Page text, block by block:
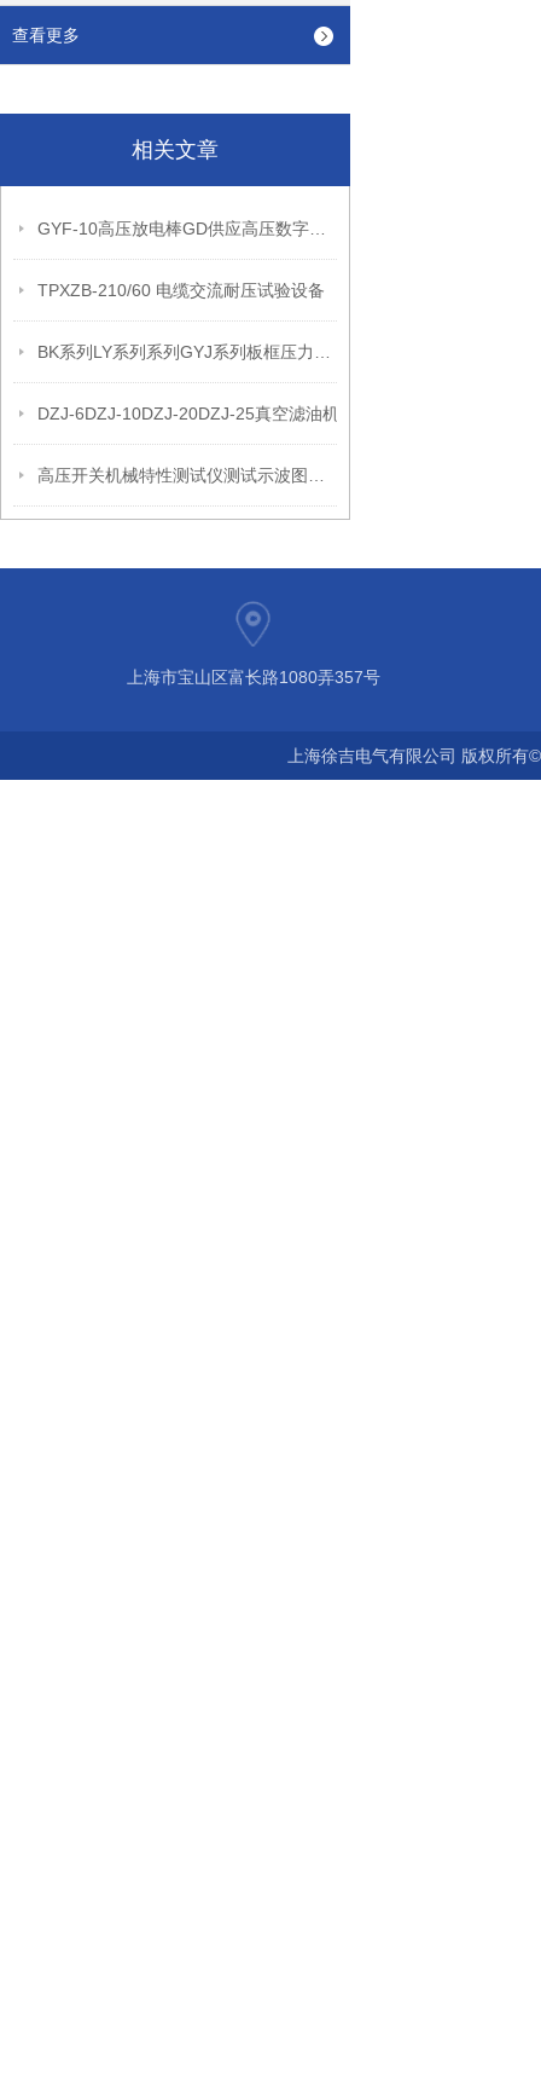
查看更多
相关文章
TPXZB-210/60 电缆交流耐压试验设备
DZJ-6DZJ-10DZJ-20DZJ-25真空滤油机
上海市宝山区富长路1080弄357号
上海徐吉电气有限公司 版权所